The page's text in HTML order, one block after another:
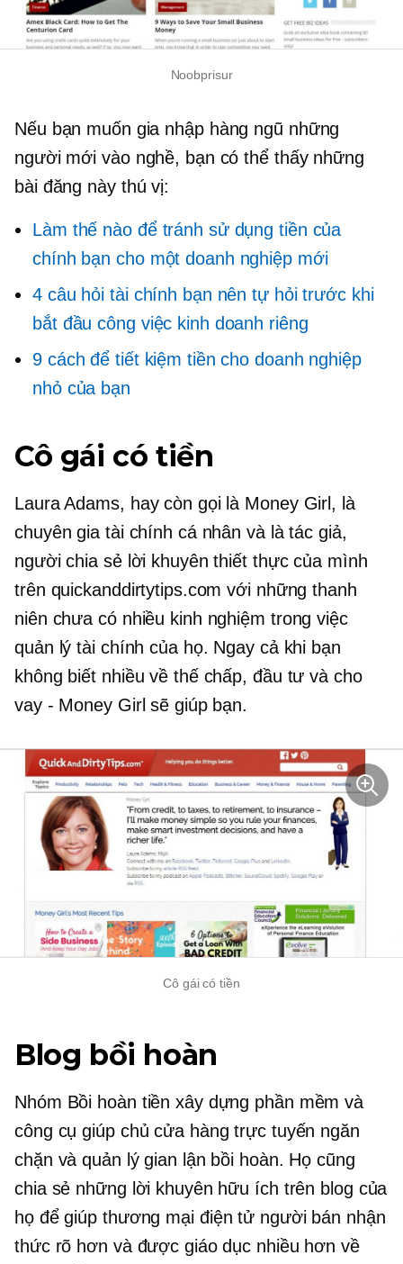
Noobprisur
Nếu bạn muốn gia nhập hàng ngũ những
người mới vào nghề, bạn có thể thấy những
bài đăng này thú vị:
Làm thế nào để tránh sử dụng tiền của
chính bạn cho một doanh nghiệp mới
4 câu hỏi tài chính bạn nên tự hỏi trước khi
bắt đầu công việc kinh doanh riêng
9 cách để tiết kiệm tiền cho doanh nghiệp
nhỏ của bạn
Cô gái có tiền
Laura Adams, hay còn gọi là Money Girl, là
chuyên gia tài chính cá nhân và là tác giả,
người chia sẻ lời khuyên thiết thực của mình
trên quickanddirtytips.com với những thanh
niên chưa có nhiều kinh nghiệm trong việc
quản lý tài chính của họ. Ngay cả khi bạn
không biết nhiều về thế chấp, đầu tư và cho
vay - Money Girl sẽ giúp bạn.
Cô gái có tiền
Blog bồi hoàn
Nhóm Bồi hoàn tiền xây dựng phần mềm và
công cụ giúp chủ cửa hàng trực tuyến ngăn
chặn và quản lý gian lận bồi hoàn. Họ cũng
chia sẻ những lời khuyên hữu ích trên blog của
họ để giúp thương mại điện tử người bán nhận
thức rõ hơn và được giáo dục nhiều hơn về